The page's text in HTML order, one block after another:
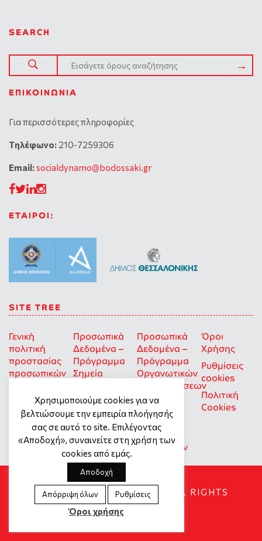
SEARCH
ΕΠΙΚΟΙΝΩΝΊΑ
Για περισσότερες πληροφορίες
Tηλέφωνο: 210-7259306
Email:socialdynamo@bodossaki.gr
ΕΤΑΙΡΟΙ:
SITE TREE
Γενική
πολιτική
προστασίας
προσωπικών
Προσωπικά
Δεδομένα –
Πρόγραμμα
Σημεία
Προσωπικά
Δεδομένα –
Πρόγραμμα
Οργανωτικών
Επιχορηγήσεων
για Οκοιπ
που δρουν
για την
Ισότητα
των Φύλων
Όροι
Χρήσης
Ρυθμίσεις
cookies
Πολιτική
Cookies
SOCIAL DYNAMO © 2018. ALL RIGHTS
RESERVED
Created by
Χρησιμοποιούμε cookies για να
βελτιώσουμε την εμπειρία πλοήγησής
σας σε αυτό το site. Επιλέγοντας
«Αποδοχή», συναινείτε στη χρήση των
cookies από εμάς.
Αποδοχή
Απόρριψη όλων Ρυθμίσεις
Όροι χρήσης